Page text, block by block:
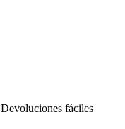
Devoluciones fáciles